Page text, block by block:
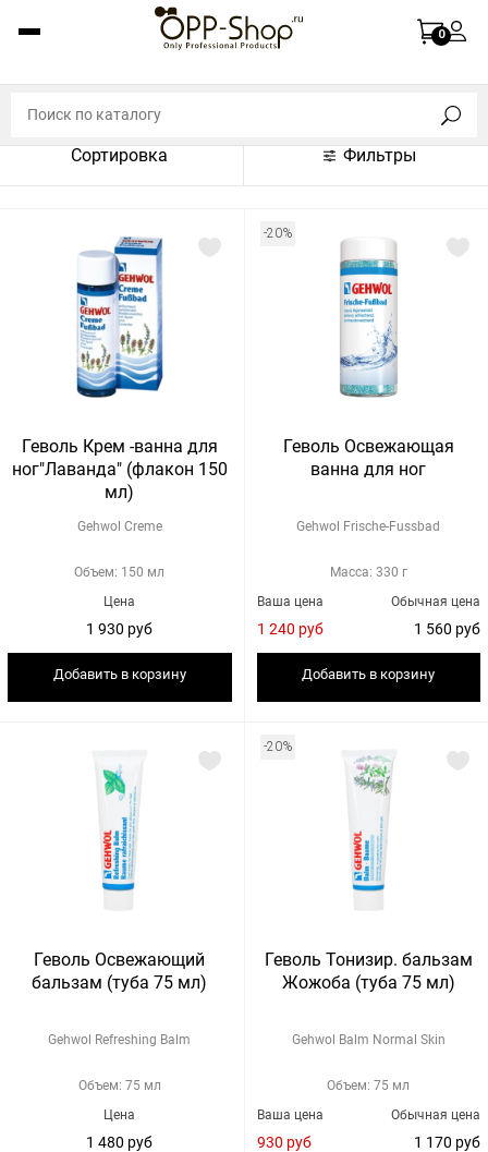
0
Сортировка Фильтры
По названию (A-Z)
По цене (по возрастанию)
По цене (по убыванию)
По популярности (по убыванию)
Показать:
120
Геволь Крем -ванна для
ног"Лаванда" (флакон 150
мл)
Gehwol Creme
Объем: 150 мл
Цена
1 930 руб
Добавить в корзину
-20%
Геволь Освежающая
ванна для ног
Gehwol Frische-Fussbad
Масса: 330 г
Обычная цена
1 560 руб
Ваша цена
1 240 руб
Добавить в корзину
Геволь Освежающий
бальзам (туба 75 мл)
Gehwol Refreshing Balm
Объем: 75 мл
Цена
1 480 руб
-20%
Геволь Тонизир. бальзам
Жожоба (туба 75 мл)
Gehwol Balm Normal Skin
Объем: 75 мл
Обычная цена
1 170 руб
Ваша цена
930 руб